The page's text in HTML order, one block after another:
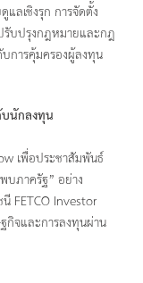
ลเชิงรุก การจัดตั้ง
บปรุงกฎหมายและกฎ
การคุ้มครองผู้ลงทุน
นักลงทุน
เพื่อประชาสัมพันธ์
ภาครัฐ” อย่าง
FETCO Investor
กิจและการลงทุนผ่าน